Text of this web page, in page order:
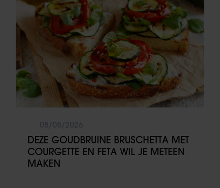
DEZE GOUDBRUINE BRUSCHETTA MET
COURGETTE EN FETA WIL JE METEEN
MAKEN